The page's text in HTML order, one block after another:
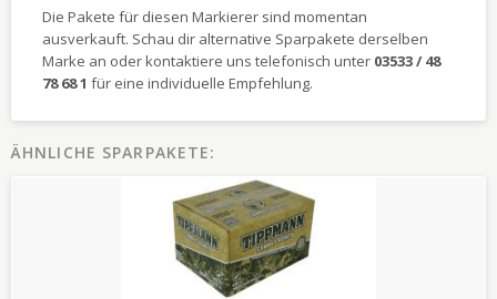
Die Pakete für diesen Markierer sind momentan
ausverkauft. Schau dir alternative Sparpakete derselben
Marke an oder kontaktiere uns telefonisch unter 03533 / 48
78 68 1 für eine individuelle Empfehlung.
ÄHNLICHE SPARPAKETE: